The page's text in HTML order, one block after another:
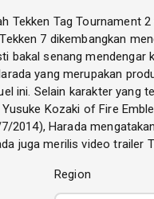
Tekken Tag Tournament
7 dikembangkan
bakal senang
yang merupakan
ini. Selain karakter yang
Kozaki of Fire
2014), Harada
juga merilis video trailer
Region